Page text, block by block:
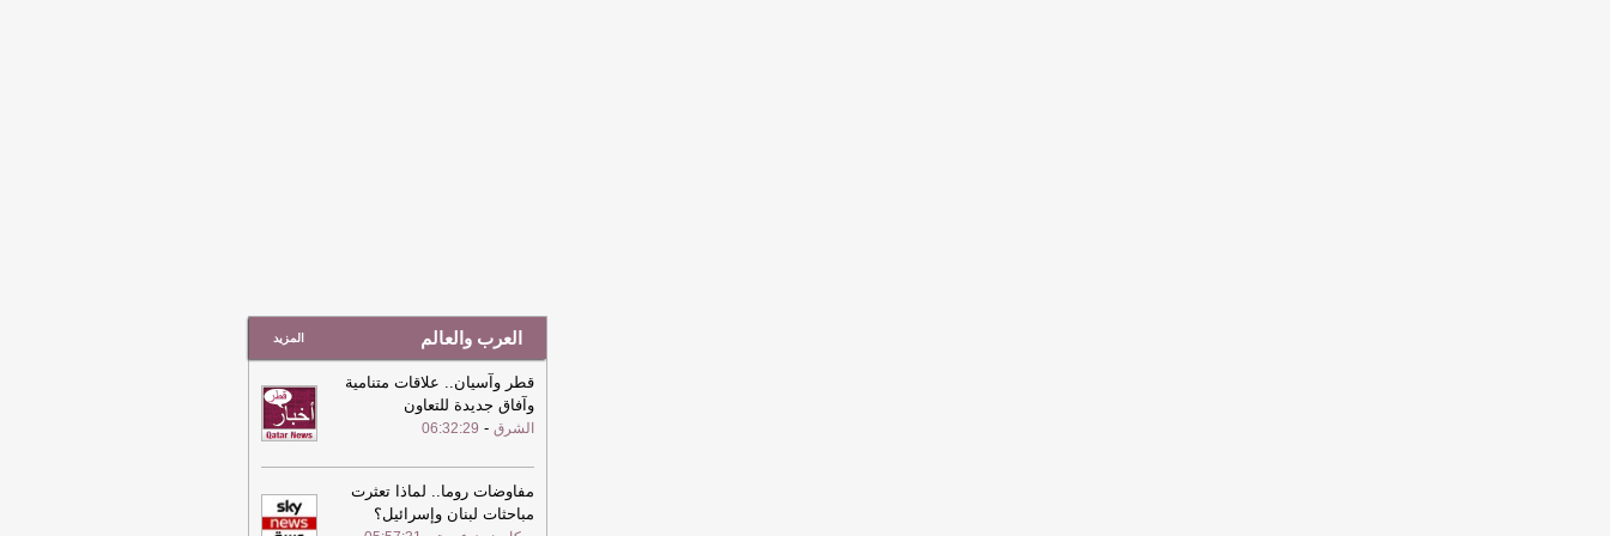
العرب والعالم المزيد
قطر وآسيان.. علاقات متنامية
وآفاق جديدة للتعاون
الشرق -
06:32:29
مفاوضات روما.. لماذا تعثرت
مباحثات لبنان وإسرائيل؟